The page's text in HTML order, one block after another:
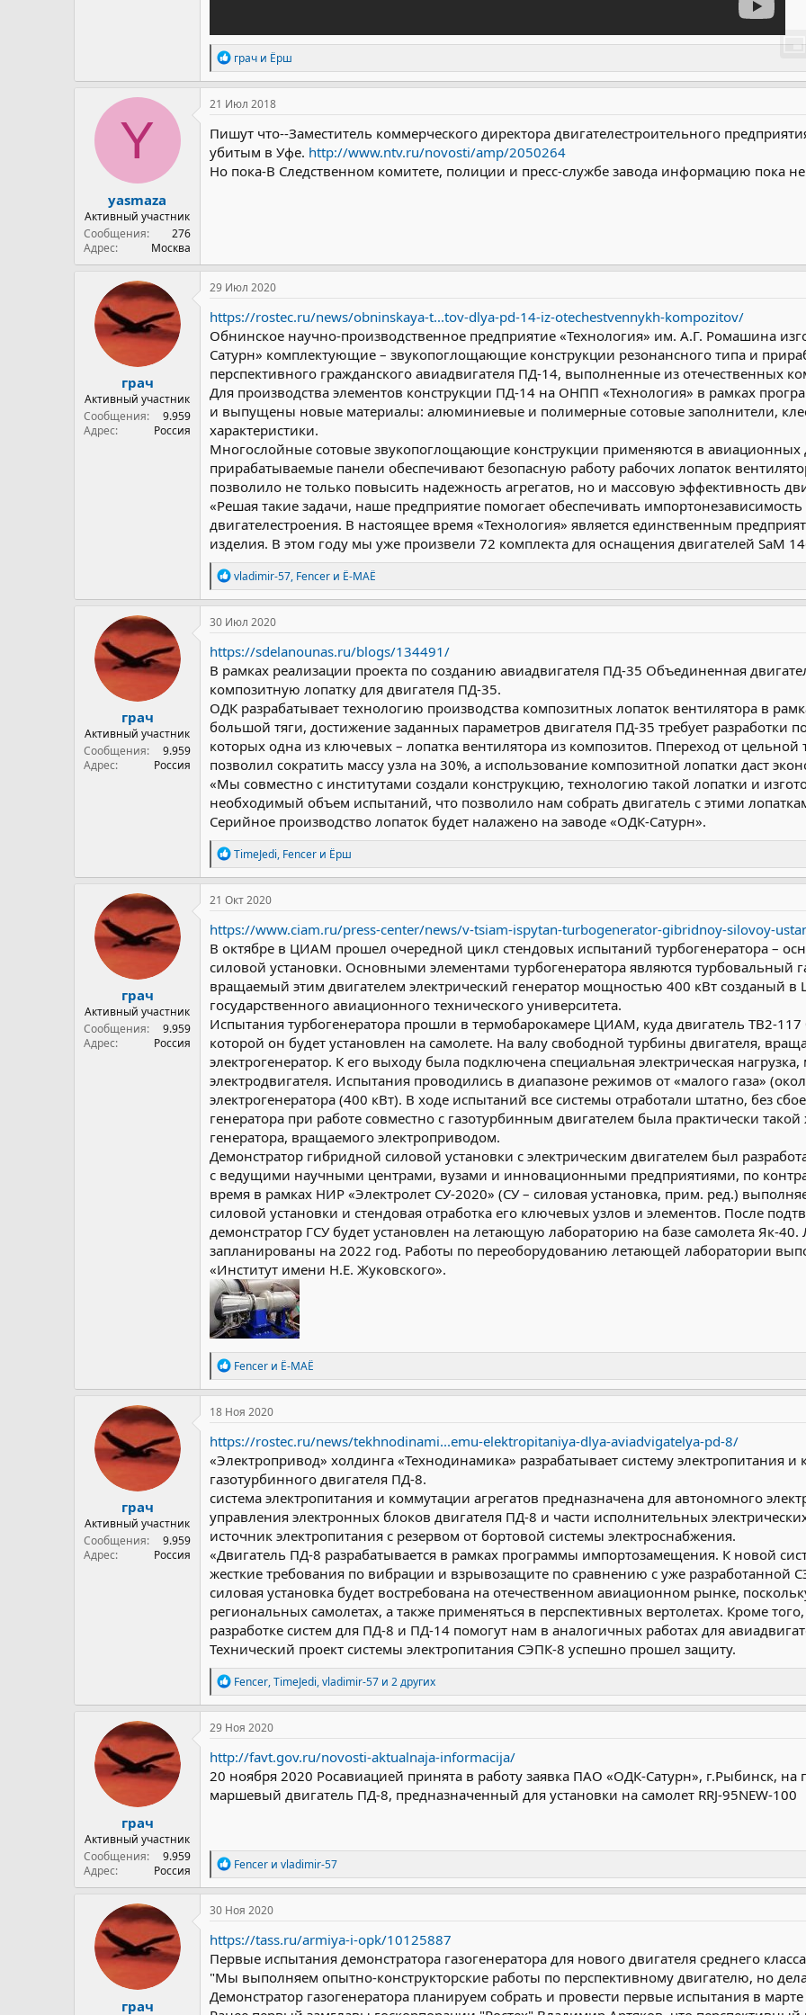
Р
е
а
к
и
и
грач и Ёрш
Y
yasmaza
Активный участник
Сообщения
276
Адрес
Москва
21 Июл 2018
Пишут что--Заместитель коммерческого директора двигателестроительного
убитым в Уфе. http://www.ntv.ru/novosti/amp/2050264
Но пока-В Следственном комитете, полиции и пресс-службе завода информацию пока
грач
Активный участник
Сообщения
9.959
Адрес
Россия
29 Июл 2020
https://rostec.ru/news/obninskaya-t...tov-dlya-pd-14-iz-otechestvennykh-kompozitov/
Обнинское научно-производственное предприятие «Технология» им. А.Г. Ромашина
Сатурн» комплектующие – звукопоглощающие конструкции резонансного типа и
перспективного гражданского авиадвигателя ПД-14, выполненные из отечественных
Для производства элементов конструкции ПД-14 на ОНПП «Технология» в рамках
и выпущены новые материалы: алюминиевые и полимерные сотовые заполнители,
характеристики.
Многослойные сотовые звукопоглощающие конструкции применяются в авиационных
прирабатываемые панели обеспечивают безопасную работу рабочих лопаток
позволило не только повысить надежность агрегатов, но и массовую эффективность
«Решая такие задачи, наше предприятие помогает обеспечивать
двигателестроения. В настоящее время «Технология» является единственным
изделия. В этом году мы уже произвели 72 комплекта для оснащения двигателей SaM
Р
е
а
к
и
и
:
vladimir-57, Fencer и Ё-МАЁ
грач
Активный участник
Сообщения
9.959
Адрес
Россия
30 Июл 2020
https://sdelanounas.ru/blogs/134491/
В рамках реализации проекта по созданию авиадвигателя ПД-35 Объединенная
композитную лопатку для двигателя ПД-35.
ОДК разрабатывает технологию производства композитных лопаток вентилятора в
большой тяги, достижение заданных параметров двигателя ПД-35 требует разработки
которых одна из ключевых – лопатка вентилятора из композитов. Ппереход от
позволил сократить массу узла на 30%, а использование композитной лопатки даст
«Мы совместно с институтами создали конструкцию, технологию такой лопатки и
необходимый объем испытаний, что позволило нам собрать двигатель с этими
Серийное производство лопаток будет налажено на заводе «ОДК-Сатурн».
Р
е
а
к
и
и
:
TimeJedi, Fencer и Ёрш
грач
Активный участник
Сообщения
9.959
Адрес
Россия
21 Окт 2020
https://www.ciam.ru/press-center/news/v-tsiam-ispytan-turbogenerator-gibridnoy-silovoy-
В октябре в ЦИАМ прошел очередной цикл стендовых испытаний турбогенератора –
силовой установки. Основными элементами турбогенератора являются турбовальный
вращаемый этим двигателем электрический генератор мощностью 400 кВт созданый
государственного авиационного технического университета.
Испытания турбогенератора прошли в термобарокамере ЦИАМ, куда двигатель ТВ2-
которой он будет установлен на самолете. На валу свободной турбины двигателя,
электрогенератор. К его выходу была подключена специальная электрическая
электродвигателя. Испытания проводились в диапазоне режимов от «малого газа»
электрогенератора (400 кВт). В ходе испытаний все системы отработали штатно, без
генератора при работе совместно с газотурбинным двигателем была практически
генератора, вращаемого электроприводом.
Демонстратор гибридной силовой установки с электрическим двигателем был
с ведущими научными центрами, вузами и инновационными предприятиями, по
время в рамках НИР «Электролет СУ-2020» (СУ – силовая установка, прим. ред.)
силовой установки и стендовая отработка его ключевых узлов и элементов. После
демонстратор ГСУ будет установлен на летающую лабораторию на базе самолета Як-
запланированы на 2022 год. Работы по переоборудованию летающей лаборатории
«Институт имени Н.Е. Жуковского».
Р
е
а
к
и
и
:
Fencer и Ё-МАЁ
грач
Активный участник
Сообщения
9.959
Адрес
Россия
18 Ноя 2020
https://rostec.ru/news/tekhnodinami...emu-elektropitaniya-dlya-aviadvigatelya-pd-8/
«Электропривод» холдинга «Технодинамика» разрабатывает систему электропитания
газотурбинного двигателя ПД-8.
система электропитания и коммутации агрегатов предназначена для автономного
управления электронных блоков двигателя ПД-8 и части исполнительных
источник электропитания с резервом от бортовой системы электроснабжения.
«Двигатель ПД-8 разрабатывается в рамках программы импортозамещения. К новой
жесткие требования по вибрации и взрывозащите по сравнению с уже разработанной
силовая установка будет востребована на отечественном авиационном рынке,
региональных самолетах, а также применяться в перспективных вертолетах. Кроме
разработке систем для ПД-8 и ПД-14 помогут нам в аналогичных работах для
Технический проект системы электропитания СЭПК-8 успешно прошел защиту.
Р
е
а
к
и
и
:
Fencer,TimeJedi,vladimir-57 и 2 других
грач
Активный участник
Сообщения
9.959
Адрес
Россия
29 Ноя 2020
http://favt.gov.ru/novosti-aktualnaja-informacija/
20 ноября 2020 Росавиацией принята в работу заявка ПАО «ОДК-Сатурн», г.Рыбинск,
маршевый двигатель ПД-8, предназначенный для установки на самолет RRJ-95NEW-100
Р
е
а
к
и
и
:
Fencer и vladimir-57
грач
30 Ноя 2020
https://tass.ru/armiya-i-opk/10125887
Первые испытания демонстратора газогенератора для нового двигателя среднего
"Мы выполняем опытно-конструкторские работы по перспективному двигателю, но
Демонстратор газогенератора планируем собрать и провести первые испытания в